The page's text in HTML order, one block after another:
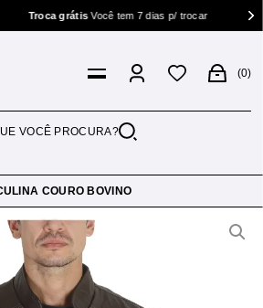
Troca grátisVocê tem 7 dias p/ trocar
0
COURO BOVINO